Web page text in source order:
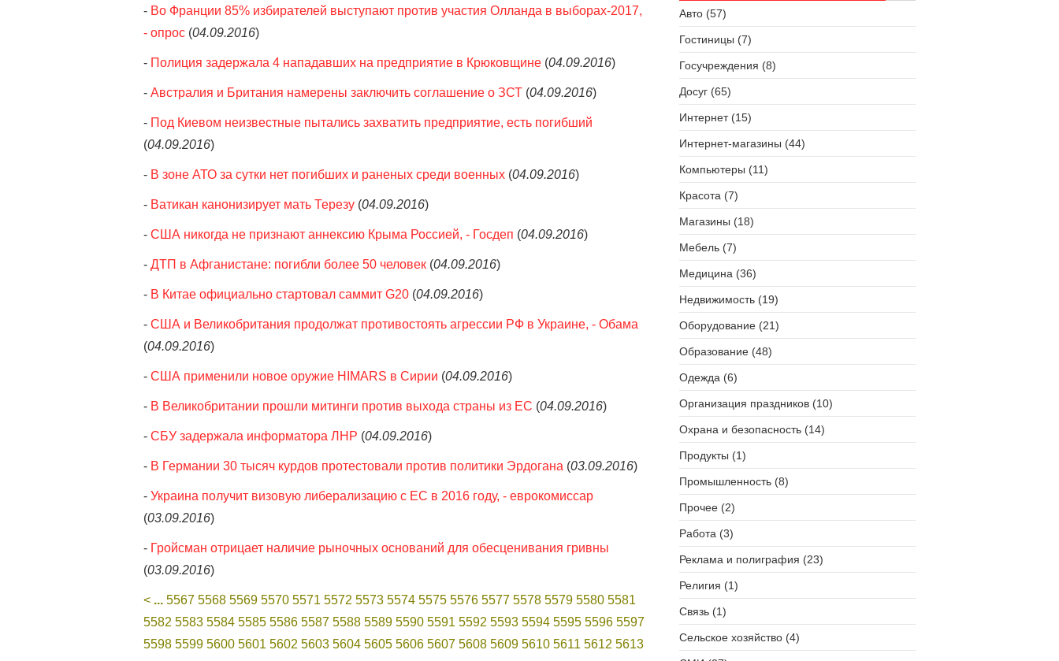
- Во Франции 85% избирателей выступают против участия Олланда в выборах-2017,
- опрос (04.09.2016)
- Полиция задержала 4 нападавших на предприятие в Крюковщине (04.09.2016)
- Австралия и Британия намерены заключить соглашение о ЗСТ (04.09.2016)
- Под Киевом неизвестные пытались захватить предприятие, есть погибший
(04.09.2016)
- В зоне АТО за сутки нет погибших и раненых среди военных (04.09.2016)
- Ватикан канонизирует мать Терезу (04.09.2016)
- США никогда не признают аннексию Крыма Россией, - Госдеп (04.09.2016)
- ДТП в Афганистане: погибли более 50 человек (04.09.2016)
- В Китае официально стартовал саммит G20 (04.09.2016)
- США и Великобритания продолжат противостоять агрессии РФ в Украине, - Обама
(04.09.2016)
- США применили новое оружие HIMARS в Сирии (04.09.2016)
- В Великобритании прошли митинги против выхода страны из ЕC (04.09.2016)
- СБУ задержала информатора ЛНР (04.09.2016)
- В Германии 30 тысяч курдов протестовали против политики Эрдогана (03.09.2016)
- Украина получит визовую либерализацию с ЕС в 2016 году, - еврокомиссар
(03.09.2016)
- Гройсман отрицает наличие рыночных оснований для обесценивания гривны
(03.09.2016)
< ... 5567 5568 5569 5570 5571 5572 5573 5574 5575 5576 5577 5578 5579 5580 5581
5582 5583 5584 5585 5586 5587 5588 5589 5590 5591 5592 5593 5594 5595 5596 5597
5598 5599 5600 5601 5602 5603 5604 5605 5606 5607 5608 5609 5610 5611 5612 5613
Авто (57)
Гостиницы (7)
Госучреждения (8)
Досуг (65)
Интернет (15)
Интернет-магазины (44)
Компьютеры (11)
Красота (7)
Магазины (18)
Мебель (7)
Медицина (36)
Недвижимость (19)
Оборудование (21)
Образование (48)
Одежда (6)
Организация праздников (10)
Охрана и безопасность (14)
Продукты (1)
Промышленность (8)
Прочее (2)
Работа (3)
Реклама и полиграфия (23)
Религия (1)
Связь (1)
Сельское хозяйство (4)